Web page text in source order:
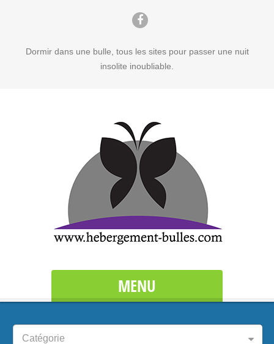
Dormir dans une bulle, tous les sites pour passer une nuit
insolite inoubliable.
MENU
Catégorie